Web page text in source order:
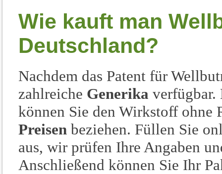
Wie kauft man
Deutschland?
Nachdem das Patent für
zahlreiche Generika
können Sie den Wirkstoff ohne
Preisen beziehen. Füllen Sie
aus, wir prüfen Ihre Angaben
Anschließend können Sie Ihr